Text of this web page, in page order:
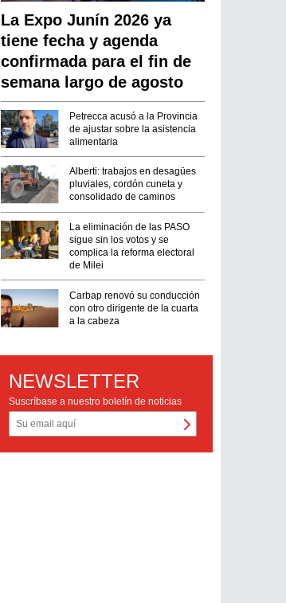
La Expo Junín 2026 ya
tiene fecha y agenda
confirmada para el fin de
semana largo de agosto
Petrecca acusó a la Provincia
de ajustar sobre la asistencia
alimentaria
Alberti: trabajos en desagües
pluviales, cordón cuneta y
consolidado de caminos
La eliminación de las PASO
sigue sin los votos y se
complica la reforma electoral
de Milei
Carbap renovó su conducción
con otro dirigente de la cuarta
a la cabeza
NEWSLETTER
Suscríbase a nuestro boletín de noticias